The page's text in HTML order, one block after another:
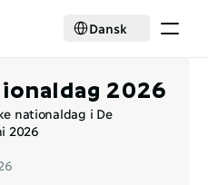
Select Language
Dansk
2026
nationaldag i De
2026